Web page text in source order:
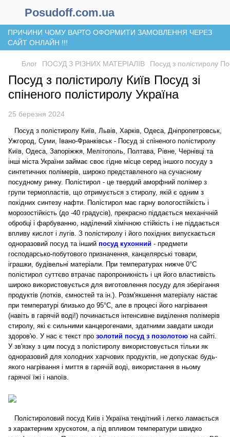
Posudoff.com.ua
ПРИЧИНИ ЧОМУ ВАРТО ОФОРМИТИ ЗАМОВЛЕННЯ ЧЕРЕЗ
САЙТ ОНЛАЙН !!!
Блог ПОСУД З РІЗНИХ МАТЕРІАЛІВ Посуд з полістиролу
Посуд з полістиролу Київ Посуд зі
спіненого полістиролу Україна
25 березня 2024
Посуд з полістиролу Київ, Львів, Харків, Одеса, Дніпропетровськ,
Ужгород, Суми, Івано-Франківськ - Посуд зі спіненого полістиролу
Київ, Одеса, Запоріжжя, Мелітополь, Полтава, Рівне, Чернівці та
інші міста України займає своє гідне місце серед іншого посуду з
синтетичних полімерів, широко представленого на сучасному
посудному ринку. Полістирол - це твердий аморфний полімер з
групи термопластів, що отримується з стиролу, якій є одним з
похідних синтезу нафти. Полістирол має гарну вологостійкість і
морозостійкість (до -40 градусів), прекрасно піддається механічній
обробці і фарбуванню, наділений хімічною стійкість і не піддається
впливу кислот і лугів. З полістиролу і його похідних випускається
одноразовий посуд та інший посуд кухонний - предмети
господарсько-побутового призначення, канцелярські товари,
іграшки, будівельні матеріали. При температурах нижче 0°С
полістирол суттєво втрачає паропроникність і ця його властивість
широко використовується для виготовлення посуду для зберігання
продуктів (лотків, ємностей та ін.). Розм'якшення матеріалу настає
при температурі близько до 95°С, але в процесі його нагрівання
(навіть в гарячій воді!) починається інтенсивне виділення полімерів
стиролу, які є сильними канцерогенами, здатними завдати шкоди
здоров'ю. У нас є текст про золотий посуд з позолотою на сайті.
У зв'язку з цим посуд з полістиролу використовується тільки як
одноразовий для холодних харчових продуктів, не допускає будь-
якого нагрівання і миття в гарячій воді, використання в ньому
гарячої їжі і напоїв.
Полістироловий посуд Київ і Україна тендітний і легко ламається
з характерним хрускотом, а під впливом температури швидко